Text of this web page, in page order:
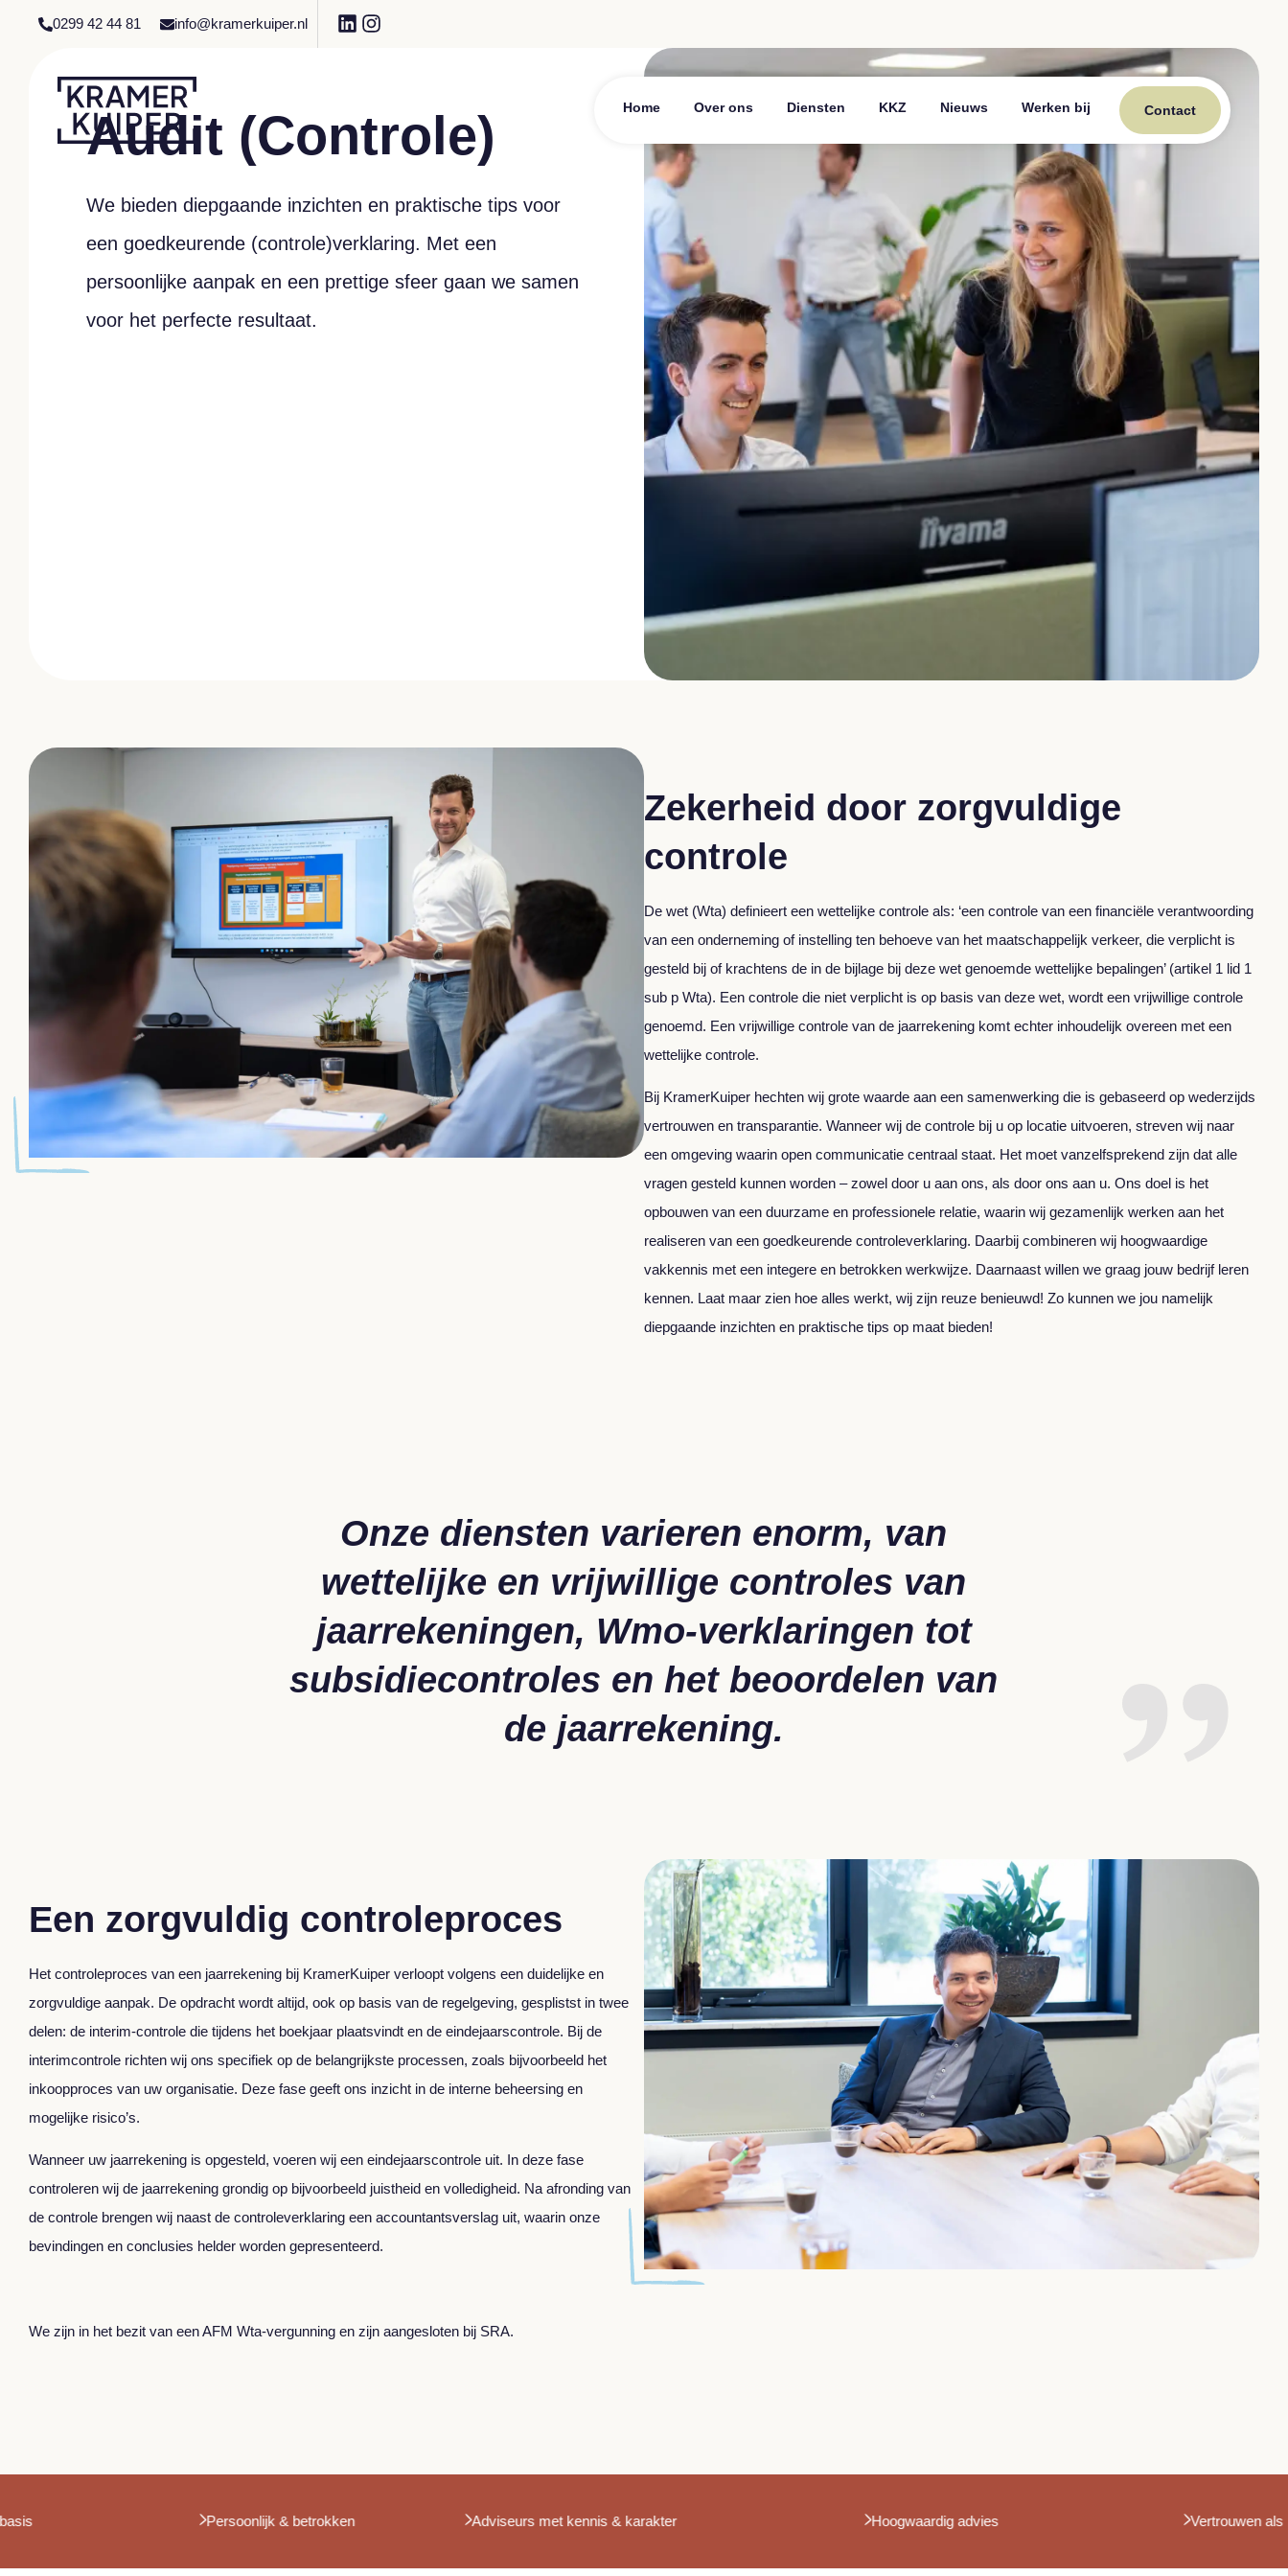
0299 42 44 81 info@kramerkuiper.nl
Audit (Controle)
We bieden diepgaande inzichten en praktische tips voor
een goedkeurende (controle)verklaring. Met een
persoonlijke aanpak en een prettige sfeer gaan we samen
voor het perfecte resultaat.
Home Over ons Diensten KKZ Nieuws Werken bij Contact
Zekerheid door zorgvuldige
controle
De wet (Wta) definieert een wettelijke controle als: ‘een controle van een financiële verantwoording
van een onderneming of instelling ten behoeve van het maatschappelijk verkeer, die verplicht is
gesteld bij of krachtens de in de bijlage bij deze wet genoemde wettelijke bepalingen’ (artikel 1 lid 1
sub p Wta). Een controle die niet verplicht is op basis van deze wet, wordt een vrijwillige controle
genoemd. Een vrijwillige controle van de jaarrekening komt echter inhoudelijk overeen met een
wettelijke controle.
Bij KramerKuiper hechten wij grote waarde aan een samenwerking die is gebaseerd op wederzijds
vertrouwen en transparantie. Wanneer wij de controle bij u op locatie uitvoeren, streven wij naar
een omgeving waarin open communicatie centraal staat. Het moet vanzelfsprekend zijn dat alle
vragen gesteld kunnen worden – zowel door u aan ons, als door ons aan u. Ons doel is het
opbouwen van een duurzame en professionele relatie, waarin wij gezamenlijk werken aan het
realiseren van een goedkeurende controleverklaring. Daarbij combineren wij hoogwaardige
vakkennis met een integere en betrokken werkwijze. Daarnaast willen we graag jouw bedrijf leren
kennen. Laat maar zien hoe alles werkt, wij zijn reuze benieuwd! Zo kunnen we jou namelijk
diepgaande inzichten en praktische tips op maat bieden!
Onze diensten varieren enorm, van
wettelijke en vrijwillige controles van
jaarrekeningen, Wmo-verklaringen tot
subsidiecontroles en het beoordelen van
de jaarrekening.
Een zorgvuldig controleproces
Het controleproces van een jaarrekening bij KramerKuiper verloopt volgens een duidelijke en
zorgvuldige aanpak. De opdracht wordt altijd, ook op basis van de regelgeving, gesplistst in twee
delen: de interim-controle die tijdens het boekjaar plaatsvindt en de eindejaarscontrole. Bij de
interimcontrole richten wij ons specifiek op de belangrijkste processen, zoals bijvoorbeeld het
inkoopproces van uw organisatie. Deze fase geeft ons inzicht in de interne beheersing en
mogelijke risico’s.
Wanneer uw jaarrekening is opgesteld, voeren wij een eindejaarscontrole uit. In deze fase
controleren wij de jaarrekening grondig op bijvoorbeeld juistheid en volledigheid. Na afronding van
de controle brengen wij naast de controleverklaring een accountantsverslag uit, waarin onze
bevindingen en conclusies helder worden gepresenteerd.
We zijn in het bezit van een AFM Wta-vergunning en zijn aangesloten bij SRA.
Hoogwaardig advies
Adviseurs met kennis & karakter
Persoonlijk & betrokken
Vertrouwen als basis